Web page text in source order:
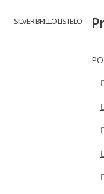
SILVER BRILLO LISTELO